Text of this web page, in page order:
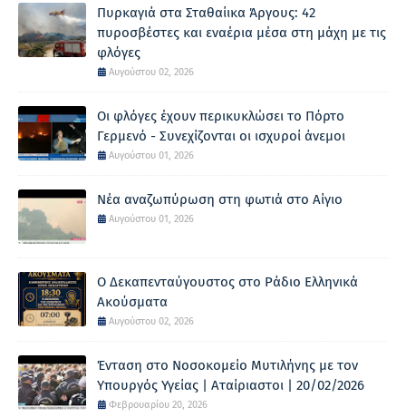
Πυρκαγιά στα Σταθαίικα Άργους: 42
πυροσβέστες και εναέρια μέσα στη μάχη με τις
φλόγες
Αυγούστου 02, 2026
Οι φλόγες έχουν περικυκλώσει το Πόρτο
Γερμενό - Συνεχίζονται οι ισχυροί άνεμοι
Αυγούστου 01, 2026
Νέα αναζωπύρωση στη φωτιά στο Αίγιο
Αυγούστου 01, 2026
Ο Δεκαπενταύγουστος στο Ράδιο Ελληνικά
Ακούσματα
Αυγούστου 02, 2026
Ένταση στο Νοσοκομείο Μυτιλήνης με τον
Υπουργός Υγείας | Αταίριαστοι | 20/02/2026
Φεβρουαρίου 20, 2026